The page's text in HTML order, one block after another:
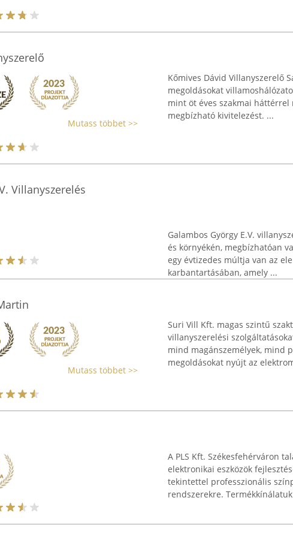
Mutass többet >>
Kőmives Dávid Villanyszerelő
megoldásokat
mint öt éves szakmai
megbízható kivitelezést. ...
Villanyszerelés
Galambos György E.V.
és környékén, megbízhatóan
egy évtizedes múltja van az
karbantartásában, amely ...
Mutass többet >>
Suri Vill Kft. magas szintű
villanyszerelési
mind magánszemélyek, mind
megoldásokat nyújt az
A PLS Kft. Székesfehérváron
elektronikai eszközök
tekintettel professzionális
rendszerekre.